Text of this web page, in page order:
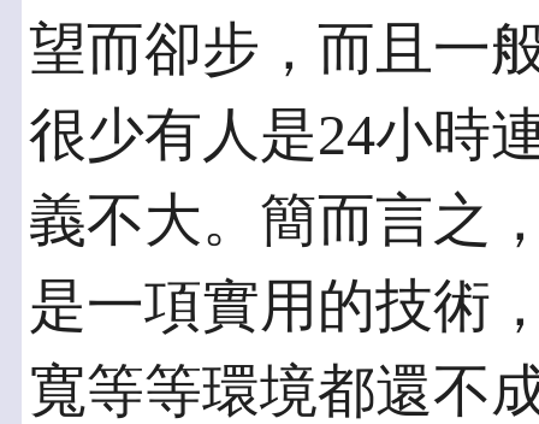
望而卻步，而且一
很少有人是24小時
義不大。簡而言之
是一項實用的技術
寬等等環境都還不